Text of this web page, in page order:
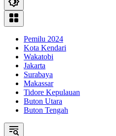
Pemilu 2024
Kota Kendari
Wakatobi
Jakarta
Surabaya
Makassar
Tidore Kepulauan
Buton Utara
Buton Tengah